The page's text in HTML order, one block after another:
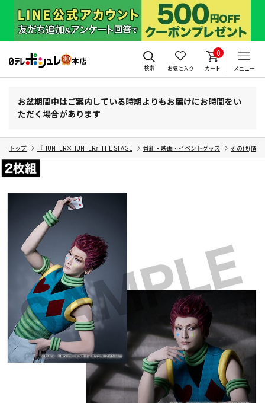
検索 お気に入り
0
カート メニュー
お盆期間中はご案内している時期よりもお届けにお時間をい
ただく場合があります
トップ 『HUNTER×HUNTER』THE STAGE 番組・映画・イベントグッズ その他(情報